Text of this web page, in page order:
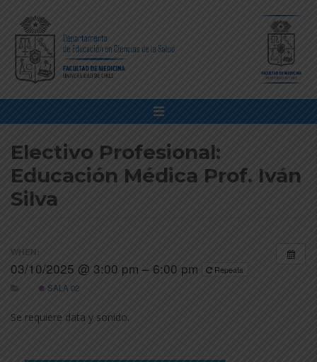
Electivo Profesional:
Educación Médica Prof. Iván
Silva
WHEN:
03/10/2025 @ 3:00 pm – 6:00 pm
Repeats
SALA 02
Se requiere data y sonido.